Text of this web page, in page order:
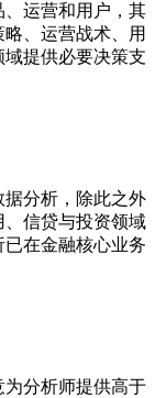
运营和用户，其
、运营战术、用
提供必要决策支
分析，除此之外
信贷与投资领域
在金融核心业务
分析师提供高于